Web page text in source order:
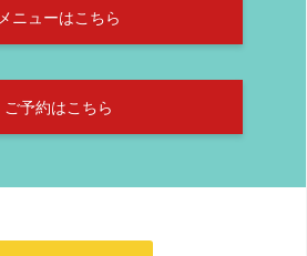
メニューはこちら
ご予約はこちら